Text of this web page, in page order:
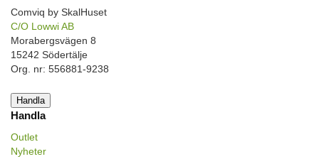
Comviq by SkalHuset
C/O Lowwi AB
Morabergsvägen 8
15242 Södertälje
Org. nr: 556881-9238
Handla
Handla
Outlet
Nyheter